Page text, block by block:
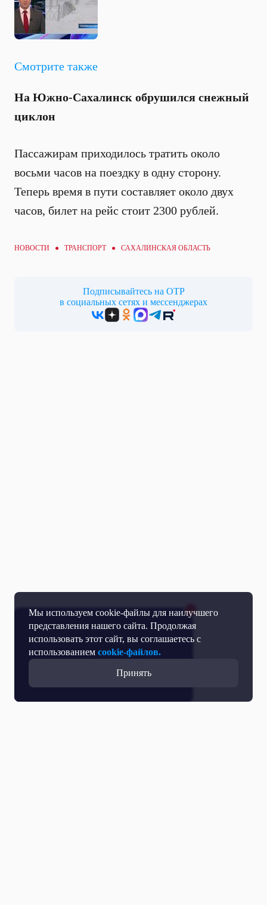
Мы используем cookie-файлы для наилучшего
представления нашего сайта. Продолжая
использовать этот сайт, вы соглашаетесь с
использованием cookie-файлов.
Принять
Смотрите также
На Южно-Сахалинск обрушился снежный
циклон
Пассажирам приходилось тратить около
восьми часов на поездку в одну сторону.
Теперь время в пути составляет около двух
часов, билет на рейс стоит 2300 рублей.
НОВОСТИ ● ТРАНСПОРТ● САХАЛИНСКАЯ ОБЛАСТЬ
Подписывайтесь на ОТР
в социальных сетях и мессенджерах